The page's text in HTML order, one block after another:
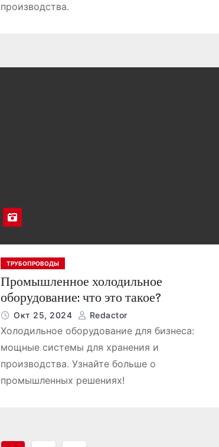
производства.
ТРУБОПРОВОДЫ
Промышленное холодильное
оборудование: что это такое?
Окт 25, 2024 Redactor
Холодильное оборудование для бизнеса:
мощные системы для хранения и
производства. Узнайте больше о
промышленных решениях!